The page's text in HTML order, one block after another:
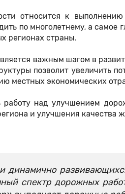
относится к
по многолетнему, а самое
регионах страны.
важным шагом в
позволит увеличить
местных экономических
над улучшением
и улучшения качества
динамично
спектр дорожных